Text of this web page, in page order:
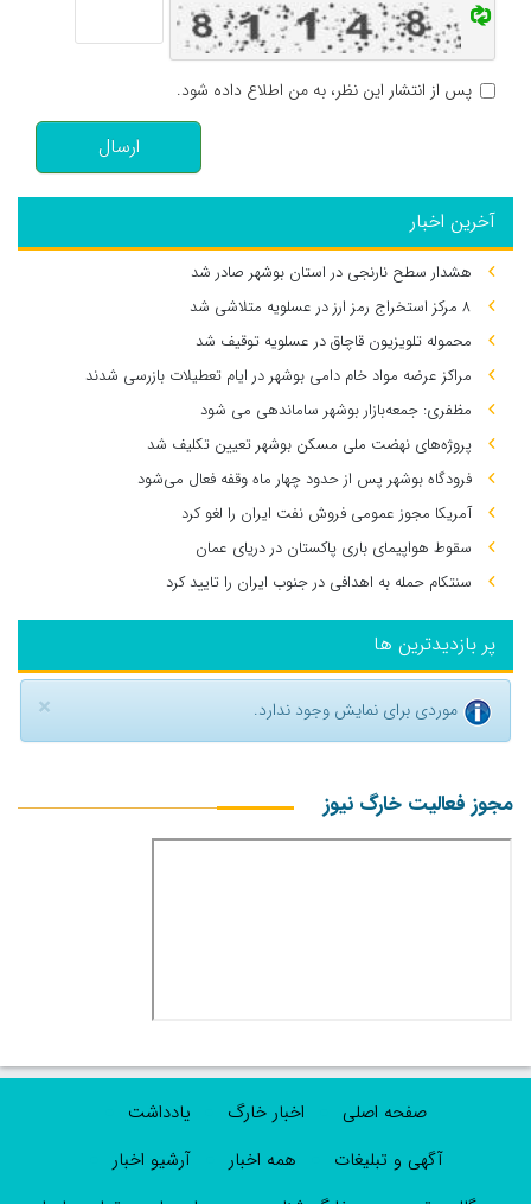
پس از انتشار این نظر، به من اطلاع داده شود.
ارسال
آخرین اخبار
هشدار سطح نارنجی در استان بوشهر صادر شد
۸ مرکز استخراج رمز ارز در عسلویه متلاشی شد
محموله تلویزیون قاچاق در عسلویه توقیف شد
مراکز عرضه مواد خام دامی بوشهر در ایام تعطیلات بازرسی شدند
مظفری: جمعه‌بازار بوشهر ساماندهی می‌ شود
پروژه‌های نهضت ملی مسکن بوشهر تعیین تکلیف شد
فرودگاه بوشهر پس از حدود چهار ماه وقفه فعال می‌شود
آمریکا مجوز عمومی فروش نفت ایران را لغو کرد
سقوط هواپیمای باری پاکستان در دریای عمان
سنتکام حمله به اهدافی در جنوب ایران را تایید کرد
پر بازدیدترین ها
× موردی برای نمایش وجود ندارد.
مجوز فعالیت خارگ نیوز
صفحه اصلی اخبار خارگ
یادداشت
آگهی و تبلیغات
همه اخبار
آرشیو اخبار